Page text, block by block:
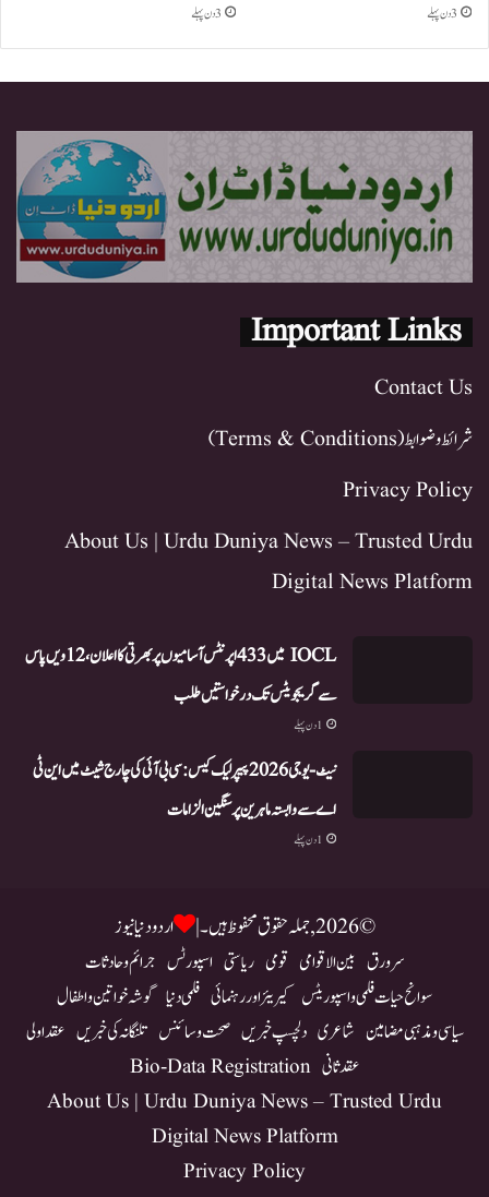
3 دن پہلے 3 دن پہلے
Important Links
Contact Us
شرائط و ضوابط (Terms & Conditions)
Privacy Policy
About Us | Urdu Duniya News – Trusted Urdu
Digital News Platform
IOCL میں 433 اپرنٹس آسامیوں پر بھرتی کا اعلان، 12ویں پاس
سے گریجویٹس تک درخواستیں طلب
1 دن پہلے
نیٹ-یو جی 2026 پیپر لیک کیس: سی بی آئی کی چارج شیٹ میں این ٹی
اے سے وابستہ ماہرین پر سنگین الزامات
1 دن پہلے
© 2026, جملہ حقوق محفوظ ہیں۔ | اردو دنیا نیوز
سرورق بین الاقوامی قومی ریاستی اسپورٹس جرائم و حادثات
سوانح حیات فلمی و اسپوریٹس کیریئر اور رہنمائی فلمی دنیا گوشہ خواتین و اطفال
سیاسی و مذہبی مضامین شاعری دلچسپ خبریں صحت و سائنس تلنگانہ کی خبریں عقد اولی
عقد ثانی Bio-Data Registration
About Us | Urdu Duniya News – Trusted Urdu
Digital News Platform
Privacy Policy